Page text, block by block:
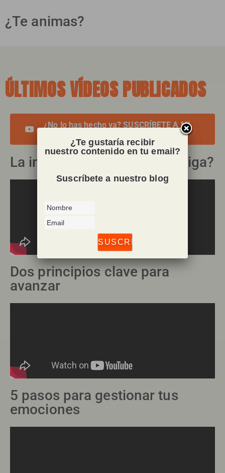
¿Te animas?
ÚLTIMOS VÍDEOS PUBLICADOS
¿No lo has hecho ya? SUSCRÍBETE A MI
La intuición: ¿amiga o enemiga?
Dos principios clave para
avanzar
5 pasos para gestionar tus
emociones
¿Te gustaría recibir
nuestro contenido en tu email?
Suscríbete a nuestro blog